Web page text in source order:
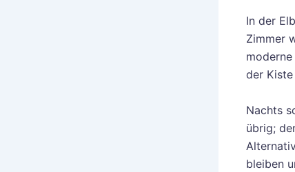
In der
Zimmer
der
Nachts
übrig;
bleiben